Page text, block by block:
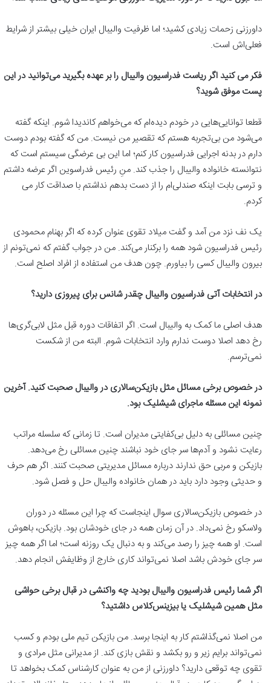
داورزنی زحمات زیادی کشید؛ اما ظرفیت والیبال ایران خیلی بیشتر از شرایط
فعلی‌اش است.
فکر می کنید اگر ریاست فدراسیون والیبال را بر عهده بگیرید می‌توانید در این
پست موفق شوید؟
قطعا توانایی‌هایی در خودم دیده‌ام که می‌خواهم کاندیدا شوم. اینکه گفته
می‌شود من بی‌تجربه هستم که تقصیر من نیست. من که گفته بودم دوست
دارم در بدنه اجرایی فدراسیون کار کنم؛ اما این بی عرضگی سیستم است که
نتوانسته خانواده والیبال را جذب کند. منِ رئیس فدراسوین اگر عرضه داشتم
و ترسی بابت اینکه صندلی‌ام را از دست بدهم نداشتم با صداقت کار می
کردم.
یک نف نزد من آمد و گفت میلاد تقوی عنوان کرده که اگر بهنام محمودی
رئیس فدراسیون شود همه را برکنار می‌کند. من در جواب گفتم که نمی‌تونم از
بیرون والیبال کسی را بیاورم. چون هدف من استفاده از افراد اصلح است.
در انتخابات آتی فدراسیون والیبال چقدر شانس برای پیروزی دارید؟
هدف اصلی ما کمک به والیبال است. اگر اتفاقات دوره قبل مثل لابی‌گری‌ها
رخ دهد اصلا دوست ندارم وارد انتخابات شوم. البته من از شکست
نمی‌ترسم.
در خصوص برخی مسائل مثل بازیکن‌سالاری در والیبال صحبت کنید. آخرین
نمونه این مسئله ماجرای شیشلیک بود.
چنین مسائلی به دلیل بی‌کفایتی مدیران است. تا زمانی که سلسله مراتب
رعایت نشود و آدم‌ها سر جای خود نباشند چنین مسائلی رخ می‌دهد.
بازیکن و مربی حق ندارند درباره مسائل مدیریتی صحبت کنند. اگر هم حرف
و حدیثی وجود دارد باید در همان خانواده والیبال حل و فصل شود.
در خصوص بازیکن‌سالاری سوال اینجاست که چرا این مسئله در دوران
ولاسکو رخ نمی‌داد. در آن زمان همه در جای خودشان بود. بازیکن، باهوش
است. او همه چیز را رصد می‌کند و به دنبال یک روزنه است؛ اما اگر همه چیز
سر جای خودش باشد اصلا نمی‌تواند کاری خارج از وظایفش انجام دهد.
اگر شما رئیس فدراسیون والیبال بودید چه واکنشی در قبال برخی حواشی
مثل همین شیشلیک یا بیزینس‌کلاس داشتید؟
من اصلا نمی‌گذاشتم کار به اینجا برسد. من بازیکن تیم ملی بودم و کسب
نمی‌تواند برایم زیر و رو بکشد و نقش بازی کند. از مدیرانی مثل مرادی و
تقوی چه توقعی دارید؟ داورزنی از من به عنوان کارشناس کمک بخواهد تا